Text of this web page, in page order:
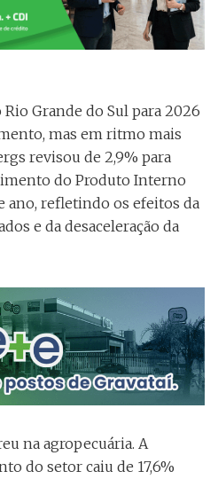
Grande do Sul para 2026
mas em ritmo mais
revisou de 2,9% para
do Produto Interno
ano, refletindo os efeitos da
e da desaceleração da
na agropecuária. A
do setor caiu de 17,6%